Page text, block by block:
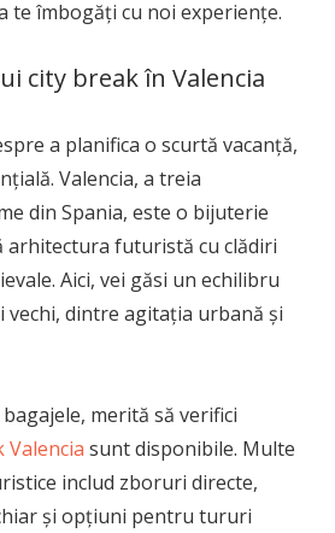
te îmbogăți cu noi experiențe.
city break în Valencia
a planifica o scurtă vacanță,
Valencia, a treia
din Spania, este o bijuterie
arhitectura futuristă cu clădiri
Aici, vei găsi un echilibru
dintre agitația urbană și
merită să verifici
sunt disponibile. Multe
includ zboruri directe,
și opțiuni pentru tururi